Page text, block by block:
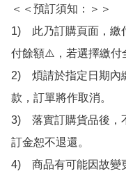
＜＜預訂須知：＞＞
1)　此乃訂購頁面，
付餘額⚠️，若選擇繳付
2)　煩請於指定日期
款，訂單將作取消。
3)　落實訂購貨品後，
訂金恕不退還。
4)　商品有可能因故變